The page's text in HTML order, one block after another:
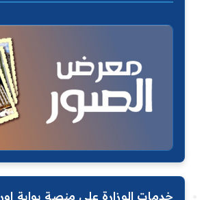
خدمات الوزارة على منصة بوابة اور